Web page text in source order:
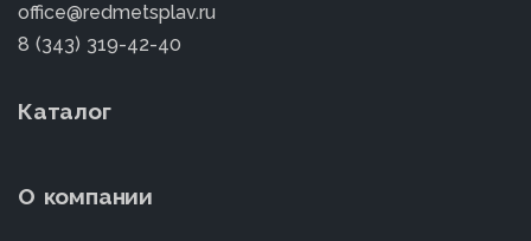
office@redmetsplav.ru
8 (343) 319-42-40
Каталог
О компании